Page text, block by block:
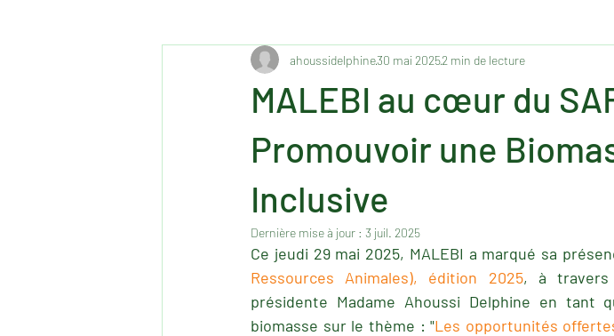
MALEBI au cœur du
Promouvoir une
Inclusive
ahoussidelphine30 mai 20252 min de lecture
Dernière mise à jour : 3 juil. 2025
Ce jeudi 29 mai 2025, MALEBI a marqué sa
Ressources Animales), édition 2025, à travers
présidente Madame Ahoussi Delphine en tant
biomasse sur le thème : "Les opportunités